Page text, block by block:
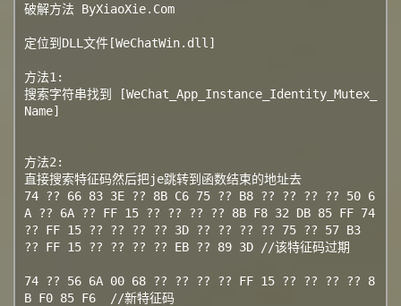
破解方法 ByXiaoXie.Com
定位到DLL文件[WeChatWin.dll]
方法1:
搜索字符串找到 [WeChat_App_Instance_Identity_Mutex_
Name]
方法2:
直接搜索特征码然后把je跳转到函数结束的地址去
74 ?? 66 83 3E ?? 8B C6 75 ?? B8 ?? ?? ?? ?? 50 6
A ?? 6A ?? FF 15 ?? ?? ?? ?? 8B F8 32 DB 85 FF 74
?? FF 15 ?? ?? ?? ?? 3D ?? ?? ?? ?? 75 ?? 57 B3
?? FF 15 ?? ?? ?? ?? EB ?? 89 3D //该特征码过期
74 ?? 56 6A 00 68 ?? ?? ?? ?? FF 15 ?? ?? ?? ?? 8
B F0 85 F6  //新特征码